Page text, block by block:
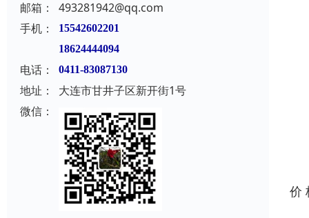
邮箱：
493281942@qq.com
手机：
15542602201
18624444094
电话： 0411-83087130
地址：
大连市甘井子区新开街1号
微信：
价